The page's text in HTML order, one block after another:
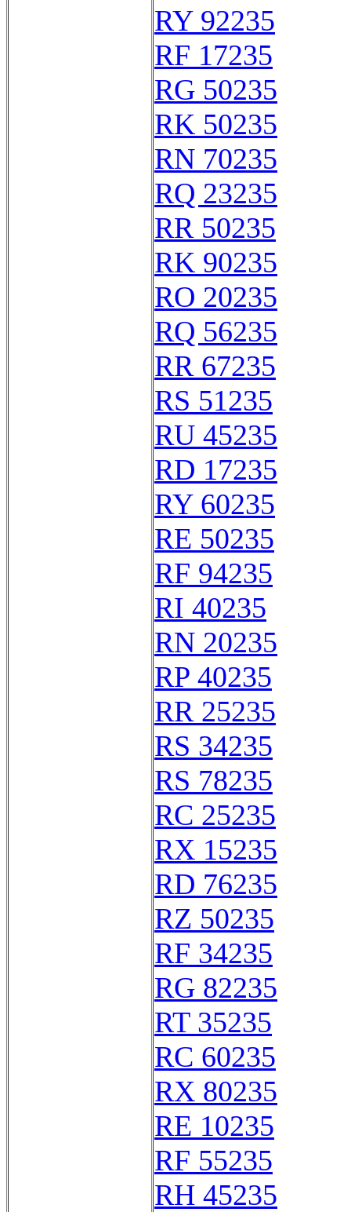
RY 92235
RF 17235
RG 50235
RK 50235
RN 70235
RQ 23235
RR 50235
RK 90235
RO 20235
RQ 56235
RR 67235
RS 51235
RU 45235
RD 17235
RY 60235
RE 50235
RF 94235
RI 40235
RN 20235
RP 40235
RR 25235
RS 34235
RS 78235
RC 25235
RX 15235
RD 76235
RZ 50235
RF 34235
RG 82235
RT 35235
RC 60235
RX 80235
RE 10235
RF 55235
RH 45235